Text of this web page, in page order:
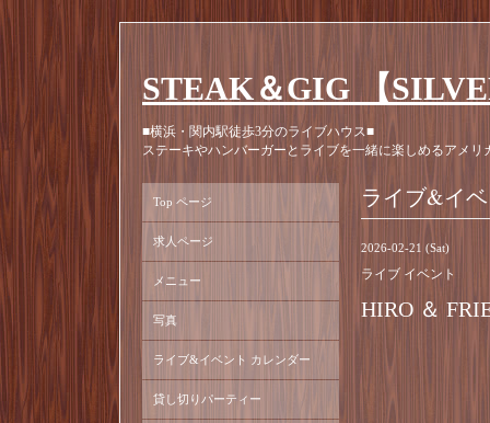
STEAK＆GIG 【
■横浜・関内駅徒歩3分のライブハウス■
ステーキやハンバーガーとライブを一緒に楽しめるアメリ
ライブ&イ
2026-02-21 (Sat)
ライブ イベント
HIRO ＆
Top ページ
求人ページ
メニュー
写真
ライブ&イベント カレンダー
貸し切りパーティー